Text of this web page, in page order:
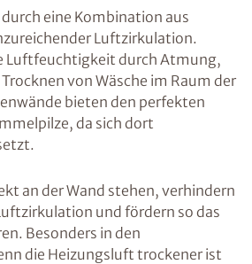
eine Kombination aus
Luftzirkulation.
Luftfeuchtigkeit durch Atmung,
von Wäsche im Raum der
bieten den perfekten
da sich dort
an der Wand stehen, verhindern
und fördern so das
Besonders in den
die Heizungsluft trockener ist